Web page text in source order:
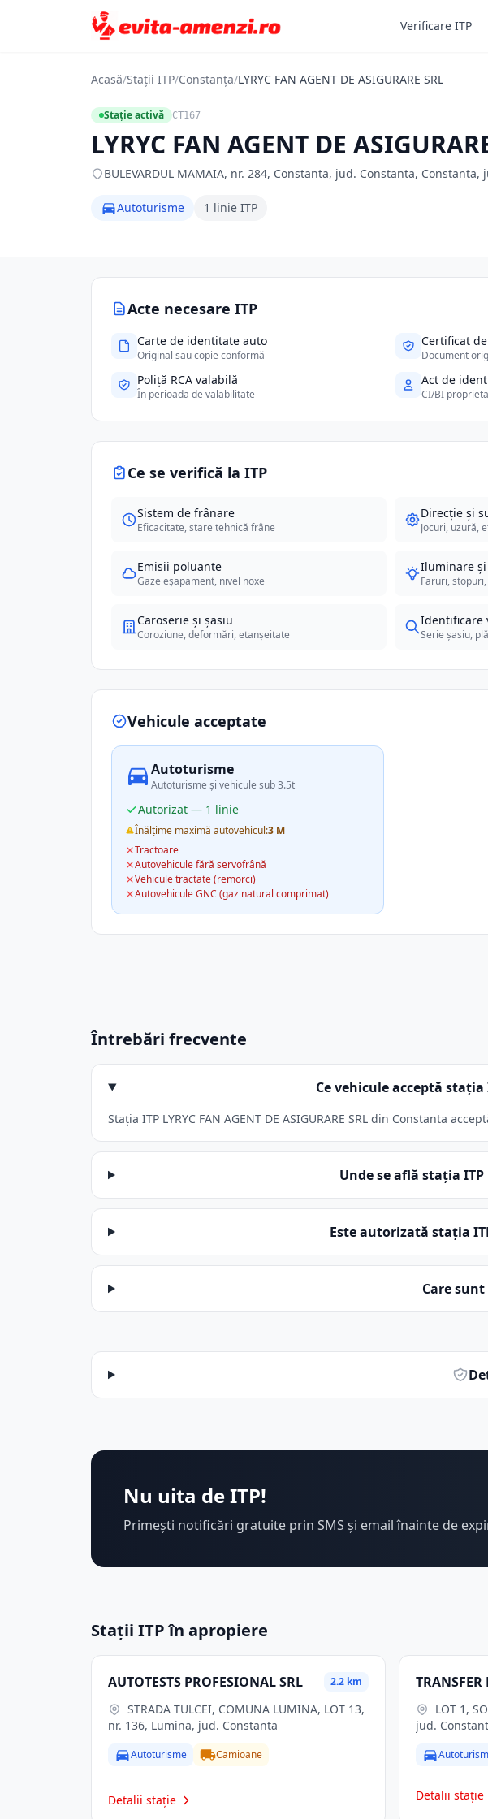
Verificare ITP
Acasă/Stații ITP/Constanța/LYRYC FAN AGENT DE ASIGURARE SRL
Stație activă CT167
LYRYC FAN AGENT DE
BULEVARDUL MAMAIA, nr. 284, Constanta, jud. Constanta, Constanta,
Autoturisme 1 linie ITP
Acte necesare ITP
Carte de identitate auto
Original sau copie conformă
Certificat
Document
Poliță RCA valabilă
În perioada de valabilitate
Act de
CI/BI
Ce se verifică la ITP
Sistem de frânare
Eficacitate, stare tehnică frâne
Direcție și
Jocuri, uzură,
Emisii poluante
Gaze eșapament, nivel noxe
Iluminare
Faruri,
Caroserie și șasiu
Coroziune, deformări, etanșeitate
Identificare
Serie șasiu,
Vehicule acceptate
Autoturisme
Autoturisme și vehicule sub 3.5t
Autorizat — 1 linie
Înălțime maximă autovehicul:3 M
Tractoare
Autovehicule fără servofrână
Vehicule tractate (remorci)
Autovehicule GNC (gaz natural comprimat)
Întrebări frecvente
Ce vehicule acceptă stația
Stația ITP LYRYC FAN AGENT DE ASIGURARE SRL din Constanta
Unde se află stația ITP
Este autorizată stația ITP
Care
Nu uita de ITP!
Primești notificări gratuite prin SMS și email înainte de
Stații ITP în apropiere
AUTOTESTS PROFESIONAL SRL 2.2 km
nr. 136, Lumina, jud. Constanta
Autoturisme Camioane
Detalii stație
jud.
Detalii stație